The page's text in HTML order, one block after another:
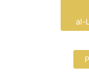
al-